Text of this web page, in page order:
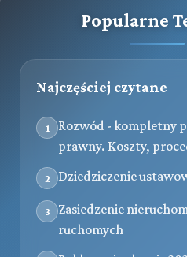
Popularne
Najczęściej czytane
1
Rozwód - kompletny
prawny. Koszty,
2 Dziedziczenie
3
Zasiedzenie
ruchomych